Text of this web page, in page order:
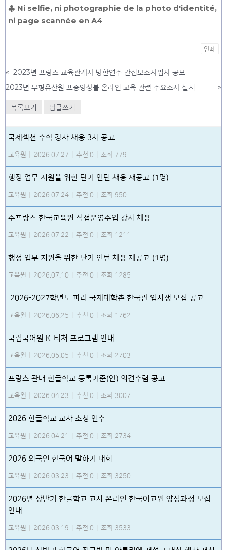
♣ Ni selfie, ni photographie de la photo d'identité,
ni page scannée en A4
인쇄
« 2023년 프랑스 교육관계자 방한연수 간접보조사업자 공모
2023년 무형유산원 프종앙상블 온라인 교육 관련 수요조사 실시
»
목록보기 답글쓰기
국제섹션 수학 강사 채용 3차 공고
교육원 2026.07.27 추천 0 조회 779
행정 업무 지원을 위한 단기 인턴 채용 재공고 (1명)
교육원 2026.07.24 추천 0 조회 950
주프랑스 한국교육원 직접운영수업 강사 채용
교육원 2026.07.22 추천 0 조회 1211
행정 업무 지원을 위한 단기 인턴 채용 재공고 (1명)
교육원 2026.07.10 추천 0 조회 1285
2026-2027학년도 파리 국제대학촌 한국관 입사생 모집 공고
교육원 2026.06.25 추천 0 조회 1762
국립국어원 K-티처 프로그램 안내
교육원 2026.05.05 추천 0 조회 2703
프랑스 관내 한글학교 등록기준(안) 의견수렴 공고
교육원 2026.04.23 추천 0 조회 3007
2026 한글학교 교사 초청 연수
교육원 2026.04.21 추천 0 조회 2734
2026 외국인 한국어 말하기 대회
교육원 2026.03.23 추천 0 조회 3250
2026년 상반기 한글학교 교사 온라인 한국어교원 양성과정 모집
안내
교육원 2026.03.19 추천 0 조회 3533